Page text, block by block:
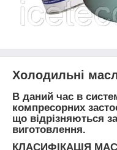
Холодильні
В даний час в
компресорних
що відрізняються
виготовлення.
КЛАСИФІКАЦІЯ